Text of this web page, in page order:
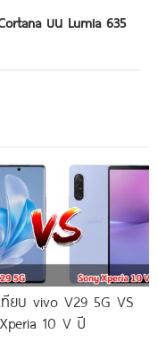
บน Lumia 635
ทียบ vivo V29 5G VS
10 V ปี